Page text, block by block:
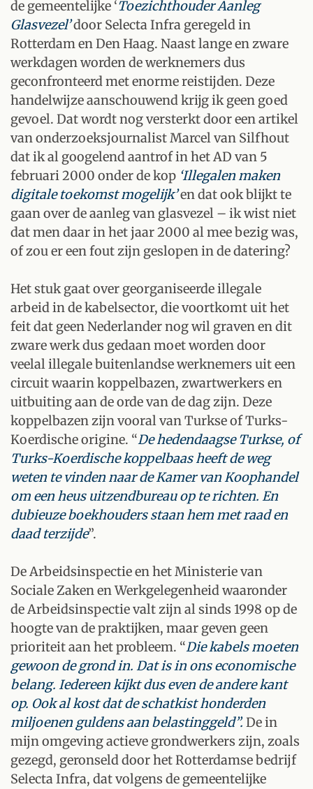
de gemeentelijke ‘Toezichthouder Aanleg
Glasvezel’door Selecta Infra geregeld in
Rotterdam en Den Haag. Naast lange en zware
werkdagen worden de werknemers dus
geconfronteerd met enorme reistijden. Deze
handelwijze aanschouwend krijg ik geen goed
gevoel. Dat wordt nog versterkt door een artikel
van onderzoeksjournalist Marcel van Silfhout
dat ik al googelend aantrof in het AD van 5
februari 2000 onder de kop ‘Illegalen maken
digitale toekomst mogelijk’en dat ook blijkt te
gaan over de aanleg van glasvezel – ik wist niet
dat men daar in het jaar 2000 al mee bezig was,
of zou er een fout zijn geslopen in de datering?
Het stuk gaat over georganiseerde illegale
arbeid in de kabelsector, die voortkomt uit het
feit dat geen Nederlander nog wil graven en dit
zware werk dus gedaan moet worden door
veelal illegale buitenlandse werknemers uit een
circuit waarin koppelbazen, zwartwerkers en
uitbuiting aan de orde van de dag zijn. Deze
koppelbazen zijn vooral van Turkse of Turks-
Koerdische origine. “De hedendaagse Turkse, of
Turks-Koerdische koppelbaas heeft de weg
weten te vinden naar de Kamer van Koophandel
om een heus uitzendbureau op te richten. En
dubieuze boekhouders staan hem met raad en
daad terzijde”.
De Arbeidsinspectie en het Ministerie van
Sociale Zaken en Werkgelegenheid waaronder
de Arbeidsinspectie valt zijn al sinds 1998 op de
hoogte van de praktijken, maar geven geen
prioriteit aan het probleem. “Die kabels moeten
gewoon de grond in. Dat is in ons economische
belang. Iedereen kijkt dus even de andere kant
op. Ook al kost dat de schatkist honderden
miljoenen guldens aan belastinggeld”. De in
mijn omgeving actieve grondwerkers zijn, zoals
gezegd, geronseld door het Rotterdamse bedrijf
Selecta Infra, dat volgens de gemeentelijke